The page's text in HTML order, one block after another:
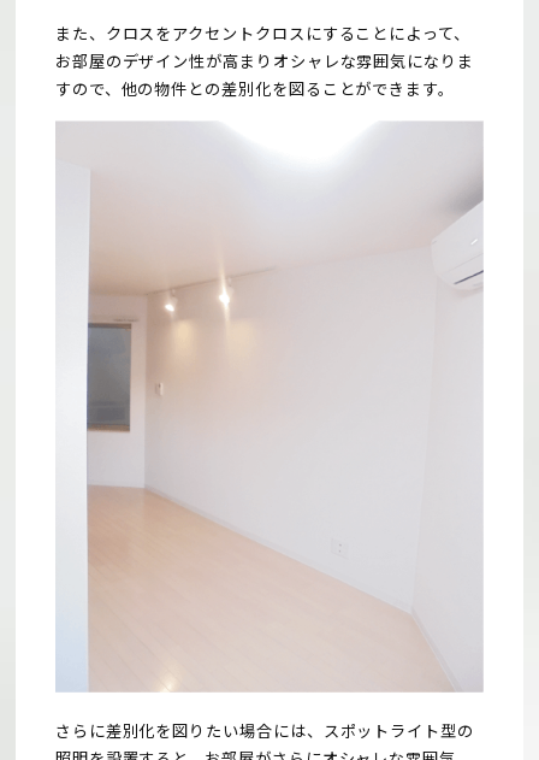
また、クロスをアクセントクロスにすることによって、
お部屋のデザイン性が高まりオシャレな雰囲気になりま
すので、他の物件との差別化を図ることができます。
さらに差別化を図りたい場合には、スポットライト型の